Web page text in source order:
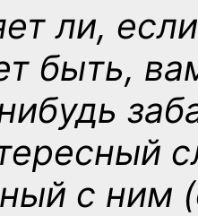
ли,
быть,
с ним